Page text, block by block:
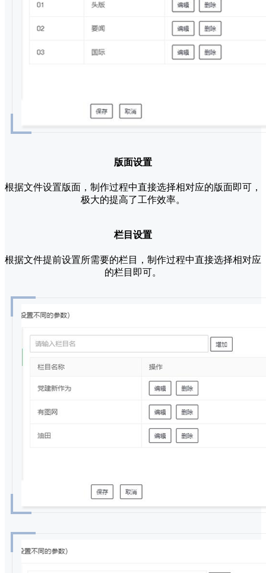
版面设置
根据文件设置版面，制作过程中直接选择相对应的版面即可，
极大的提高了工作效率。
栏目设置
根据文件提前设置所需要的栏目，制作过程中直接选择相对应
的栏目即可。